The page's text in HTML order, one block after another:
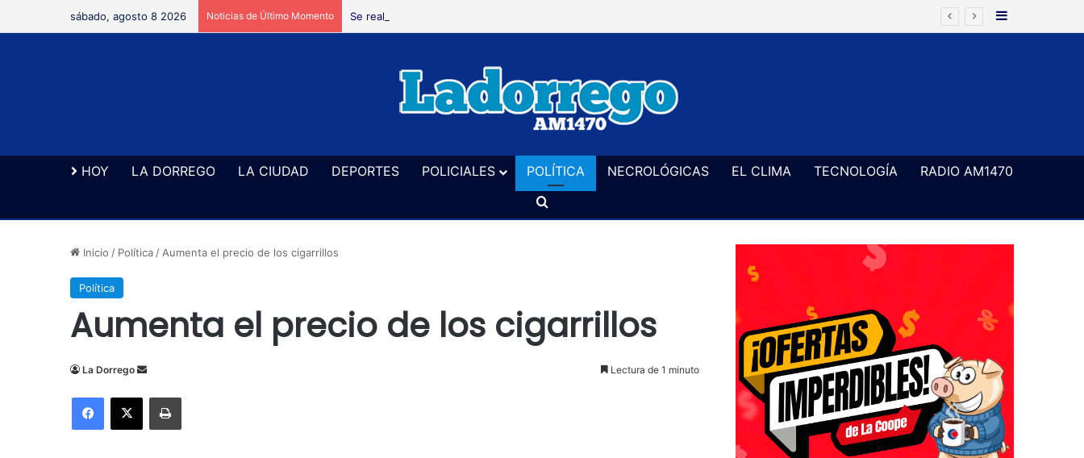
sábado, agosto 8 2026 Noticias de Último Momento Se realizará este sábado en el vivero un taller de cerveza artesanal Barra Lateral
HOY LA DORREGO LA CIUDAD DEPORTES POLICIALES POLÍTICA NECROLÓGICAS EL CLIMA TECNOLOGÍA
RADIO AM1470
Buscar
Inicio / Política / Aumenta el precio de los cigarrillos
Política
Aumenta el precio de los cigarrillos
La Dorrego
Send
email
Lectura de 1 minuto
Facebook
X Imprimir